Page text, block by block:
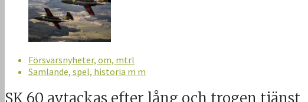
Försvarsnyheter, om, mtrl
Samlande, spel, historia m m
SK 60 avtackas efter lång och trogen tjänst